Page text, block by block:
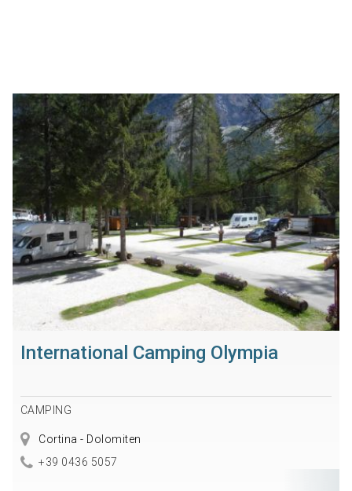
International Camping Olympia
CAMPING
Cortina - Dolomiten
+39 0436 5057